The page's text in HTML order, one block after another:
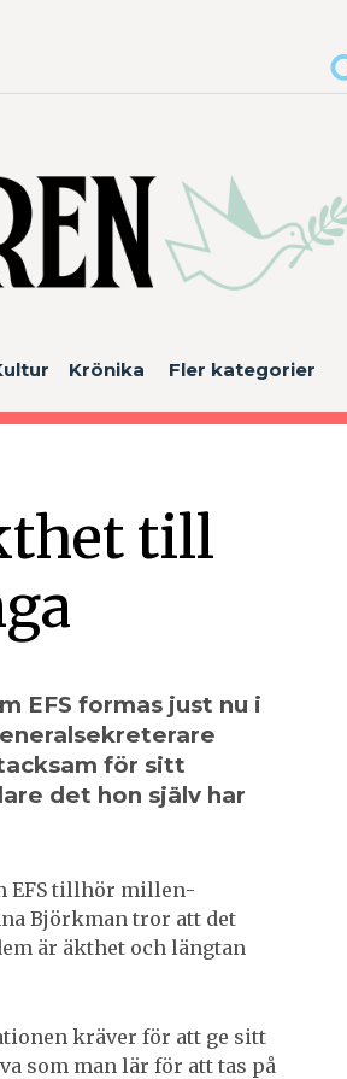
Krönika Fler kategorier
till
EFS formas just nu i
för sitt
det hon själv har
EFS tillhör millen­
Björkman tror att det
är äkthet och längtan
kräver för att ge sitt
som man lär för att tas på